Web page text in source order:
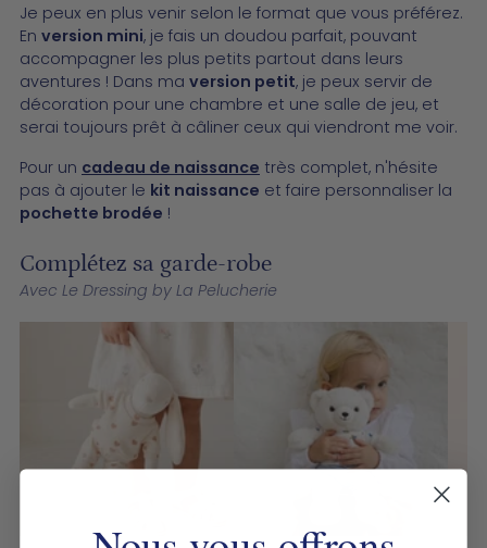
Je peux en plus venir selon le format que vous préférez.
En version mini, je fais un doudou parfait, pouvant
accompagner les plus petits partout dans leurs
aventures ! Dans ma version petit, je peux servir de
décoration pour une chambre et une salle de jeu, et
serai toujours prêt à câliner ceux qui viendront me voir.
Pour un cadeau de naissance très complet, n'hésite
pas à ajouter le kit naissance et faire personnaliser la
pochette brodée !
Complétez sa garde-robe
Avec Le Dressing by La Pelucherie